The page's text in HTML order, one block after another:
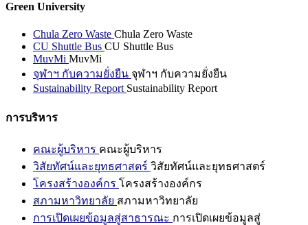
Green University
Chula Zero Waste Chula Zero Waste
CU Shuttle Bus CU Shuttle Bus
MuvMi MuvMi
จุฬาฯ กับความยั่งยืน จุฬาฯ กับความยั่งยืน
Sustainability Report Sustainability Report
การบริหาร
คณะผู้บริหาร คณะผู้บริหาร
วิสัยทัศน์และยุทธศาสตร์ วิสัยทัศน์และยุทธศาสตร์
โครงสร้างองค์กร โครงสร้างองค์กร
สภามหาวิทยาลัย สภามหาวิทยาลัย
การเปิดเผยข้อมูลสู่สาธารณะ การเปิดเผยข้อมูลสู่